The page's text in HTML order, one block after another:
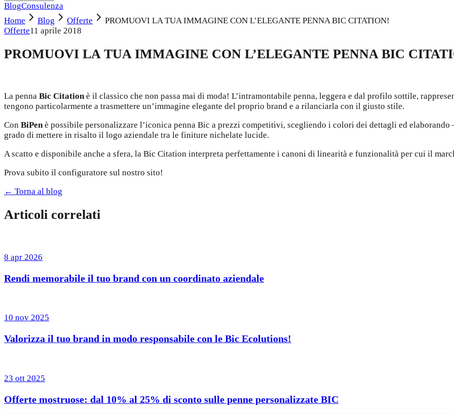
BlogConsulenza
Home
Blog Offerte
PROMUOVI LA TUA IMMAGINE CON L’ELEGANTE PENNA BIC CITATION!
Offerte11 aprile 2018
PROMUOVI LA TUA IMMAGINE CON L’ELEGANTE PENNA BIC
La penna Bic Citationè il classico che non passa mai di moda! L’intramontabile penna, leggera e dal profilo sottile,
tengono particolarmente a trasmettere un’immagine elegante del proprio brand e a rilanciarla con il giusto stile.
Con BiPenè possibile personalizzare l’iconica penna Bic a prezzi competitivi, scegliendo i colori dei dettagli ed
grado di mettere in risalto il logo aziendale tra le finiture nichelate lucide.
A scatto e disponibile anche a sfera, la Bic Citation interpreta perfettamente i canoni di linearità e funzionalità per cui il
Prova subito il configuratore sul nostro sito!
← Torna al blog
Articoli correlati
8 apr 2026
Rendi memorabile il tuo brand con un coordinato aziendale
10 nov 2025
Valorizza il tuo brand in modo responsabile con le Bic Ecolutions!
23 ott 2025
Offerte mostruose: dal 10% al 25% di sconto sulle penne personalizzate BIC